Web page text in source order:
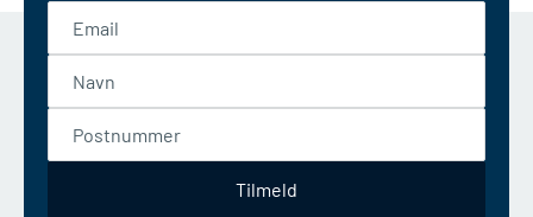
Tilmeld